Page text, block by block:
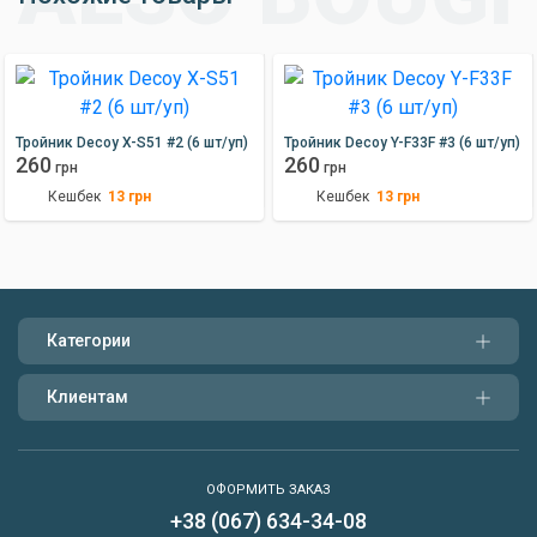
Тройник Decoy X-S51 #2 (6 шт/уп)
260 грн
Кешбек 13 грн
Тройник Decoy Y-F33F #3 (6 шт/уп)
260 грн
Кешбек 13 грн
Категории
Клиентам
ОФОРМИТЬ ЗАКАЗ
+38 (067) 634-34-08